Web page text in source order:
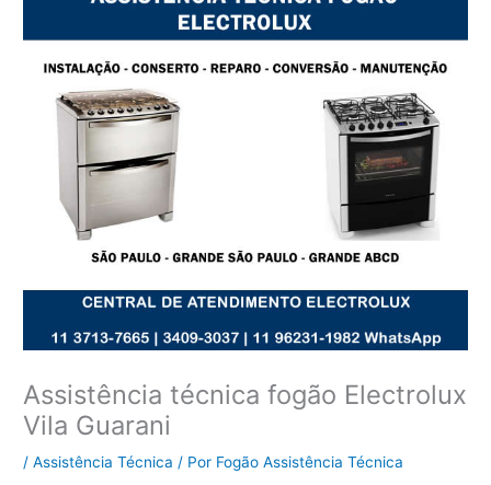
Assistência técnica fogão Electrolux
Vila Guarani
/Assistência Técnica / Por Fogão Assistência Técnica